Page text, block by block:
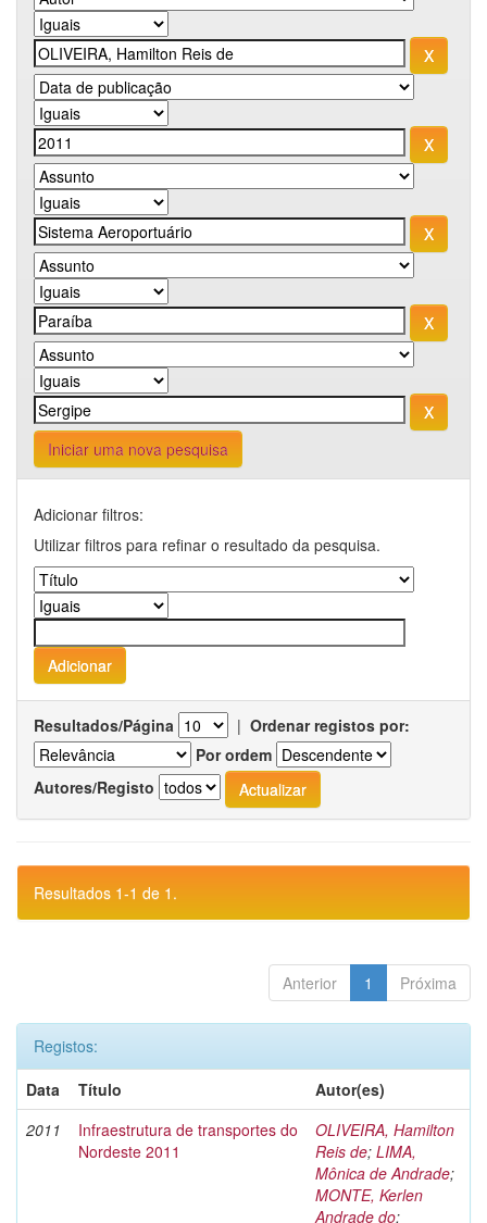
Iniciar uma nova pesquisa
Adicionar filtros:
Utilizar filtros para refinar o resultado da pesquisa.
Resultados/Página | Ordenar registos por:
Por ordem
Autores/Registo
Resultados 1-1 de 1.
Anterior 1 Próxima
Registos:
Data
Título
Autor(es)
2011
Infraestrutura de transportes do
Nordeste 2011
OLIVEIRA, Hamilton
Reis de; LIMA,
Mônica de Andrade;
MONTE, Kerlen
Andrade do;